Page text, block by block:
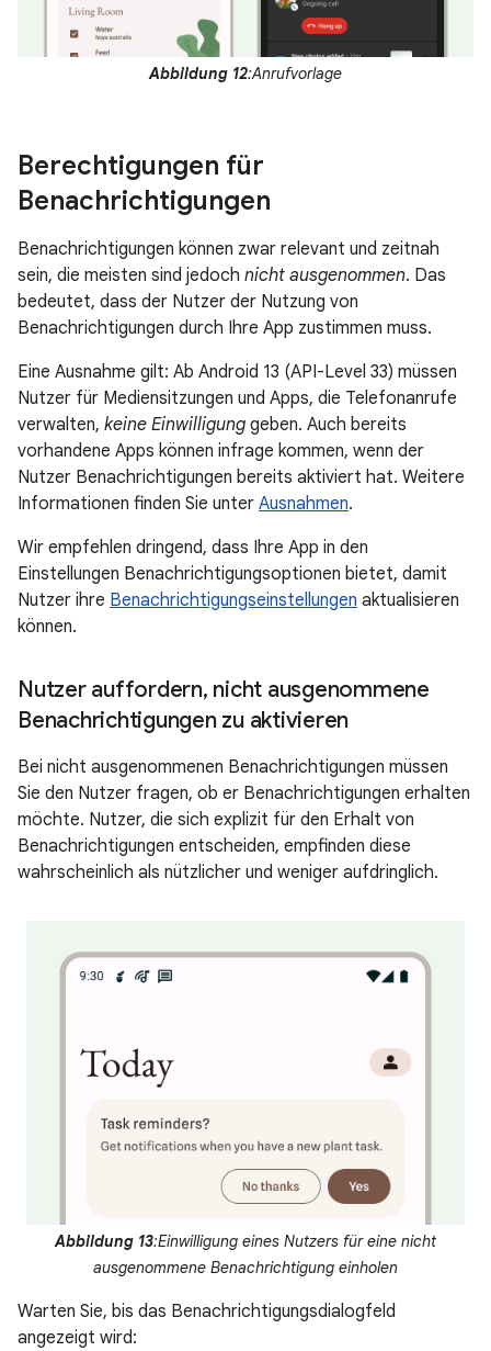
Abbildung 12:Anrufvorlage
Berechtigungen für
Benachrichtigungen
Benachrichtigungen können zwar relevant und zeitnah
sein, die meisten sind jedoch nicht ausgenommen. Das
bedeutet, dass der Nutzer der Nutzung von
Benachrichtigungen durch Ihre App zustimmen muss.
Eine Ausnahme gilt: Ab Android 13 (API-Level 33) müssen
Nutzer für Mediensitzungen und Apps, die Telefonanrufe
verwalten, keine Einwilligung geben. Auch bereits
vorhandene Apps können infrage kommen, wenn der
Nutzer Benachrichtigungen bereits aktiviert hat. Weitere
Informationen finden Sie unter Ausnahmen.
Wir empfehlen dringend, dass Ihre App in den
Einstellungen Benachrichtigungsoptionen bietet, damit
Nutzer ihre Benachrichtigungseinstellungen aktualisieren
können.
Nutzer auffordern, nicht ausgenommene
Benachrichtigungen zu aktivieren
Bei nicht ausgenommenen Benachrichtigungen müssen
Sie den Nutzer fragen, ob er Benachrichtigungen erhalten
möchte. Nutzer, die sich explizit für den Erhalt von
Benachrichtigungen entscheiden, empfinden diese
wahrscheinlich als nützlicher und weniger aufdringlich.
Abbildung 13:Einwilligung eines Nutzers für eine nicht
ausgenommene Benachrichtigung einholen
Warten Sie, bis das Benachrichtigungsdialogfeld
angezeigt wird: